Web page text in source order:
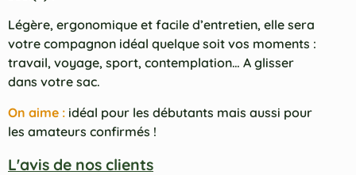
Légère, ergonomique et facile d’entretien, elle sera
votre compagnon idéal quelque soit vos moments :
travail, voyage, sport, contemplation… A glisser
dans votre sac.
On aime : idéal pour les débutants mais aussi pour
les amateurs confirmés !
L'avis de nos clients